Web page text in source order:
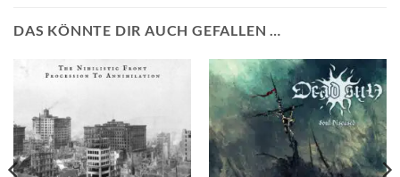
DAS KÖNNTE DIR AUCH GEFALLEN …